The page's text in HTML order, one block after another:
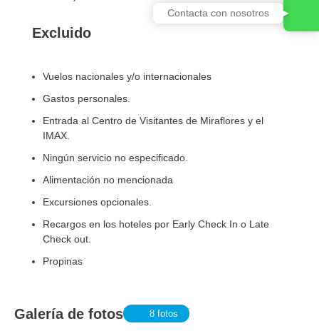
Excluido
Vuelos nacionales y/o internacionales
Gastos personales.
Entrada al Centro de Visitantes de Miraflores y el
IMAX.
Ningún servicio no especificado.
Alimentación no mencionada
Excursiones opcionales.
Recargos en los hoteles por Early Check In o Late
Check out.
Propinas
Galería de fotos 8 fotos
Contacta con nosotros